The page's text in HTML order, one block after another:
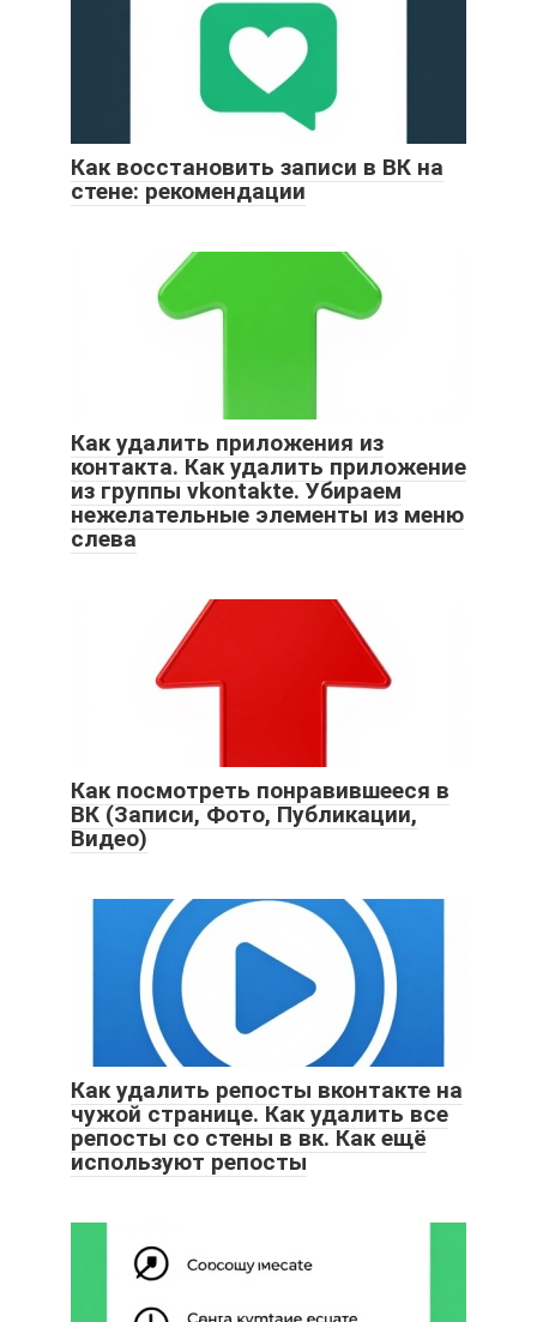
Как восстановить записи в ВК на
стене: рекомендации
Как удалить приложения из
контакта. Как удалить приложение
из группы vkontakte. Убираем
нежелательные элементы из меню
слева
Как посмотреть понравившееся в
ВК (Записи, Фото, Публикации,
Видео)
Как удалить репосты вконтакте на
чужой странице. Как удалить все
репосты со стены в вк. Как ещё
используют репосты